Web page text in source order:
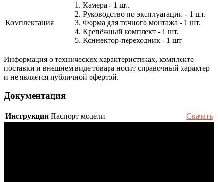
Комплектация
1. Камера - 1 шт.
2. Руководство по эксплуатации - 1 шт.
3. Форма для точного монтажа - 1 шт.
4. Крепёжный комплект - 1 шт.
5. Коннектор-переходник - 1 шт.
Информация о технических характеристиках, комплекте
поставки и внешнем виде товара носит справочный характер
и не является публичной офертой.
Документация
Инструкции Паспорт модели Скачать